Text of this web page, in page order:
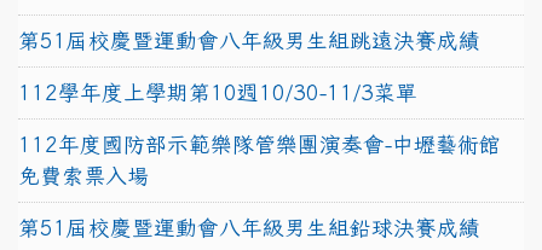
第51屆校慶暨運動會八年級男生組跳遠決賽成績
112學年度上學期第10週10/30-11/3菜單
112年度國防部示範樂隊管樂團演奏會-中壢藝術館
免費索票入場
第51屆校慶暨運動會八年級男生組鉛球決賽成績